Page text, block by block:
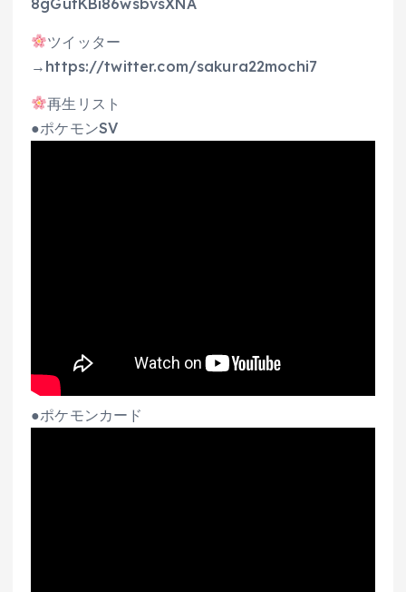
8gGufKBi86wsbvsXNA
ツイッター
→https://twitter.com/sakura22mochi7
再生リスト
●ポケモンSV
●ポケモンカード